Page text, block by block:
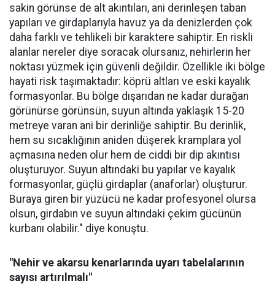
sakin görünse de alt akıntıları, ani derinleşen taban
yapıları ve girdaplarıyla havuz ya da denizlerden çok
daha farklı ve tehlikeli bir karaktere sahiptir. En riskli
alanlar nereler diye soracak olursanız, nehirlerin her
noktası yüzmek için güvenli değildir. Özellikle iki bölge
hayati risk taşımaktadır: köprü altları ve eski kayalık
formasyonlar. Bu bölge dışarıdan ne kadar durağan
görünürse görünsün, suyun altında yaklaşık 15-20
metreye varan ani bir derinliğe sahiptir. Bu derinlik,
hem su sıcaklığının aniden düşerek kramplara yol
açmasına neden olur hem de ciddi bir dip akıntısı
oluşturuyor. Suyun altındaki bu yapılar ve kayalık
formasyonlar, güçlü girdaplar (anaforlar) oluşturur.
Buraya giren bir yüzücü ne kadar profesyonel olursa
olsun, girdabın ve suyun altındaki çekim gücünün
kurbanı olabilir." diye konuştu.
"Nehir ve akarsu kenarlarında uyarı tabelalarının
sayısı artırılmalı"